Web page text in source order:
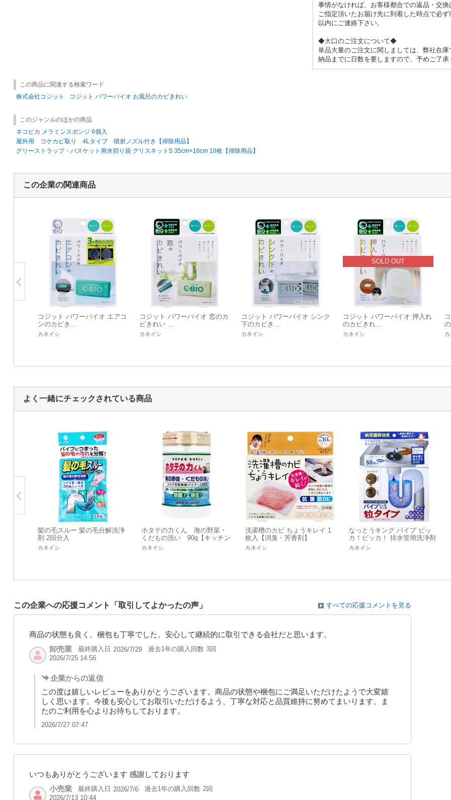
事情がなければ、お客様都合での返品・交
ご指定頂いたお届け先に到着した時点で必
以内にご連絡下さい。
◆大口のご注文について◆
単品大量のご注文に関しましては、弊社在
納品までに日数を要しますので、予めご了承
この商品に関連する検索ワード
株式会社コジット
コジット パワーバイオ お風呂のカビきれい
このジャンルのほかの商品
ネコピカ メラミンスポンジ 6個入
屋外用 コケカビ取り 4Lタイプ 噴射ノズル付き【掃除用品】
グリーストラップ・バスケット用水切り袋 グリスネットS 35cm×16cm 10枚【掃除用品】
この企業の関連商品
コジット パワーバイオ エアコ
ンのカビき...
カネイシ
コジット パワーバイオ 窓のカ
ビきれい ...
カネイシ
コジット パワーバイオ シンク
下のカビき...
カネイシ
SOLD OUT
コジット パワーバイオ 押入れ
のカビきれ...
カネイシ
よく一緒にチェックされている商品
髪の毛スルー 髪の毛分解洗浄
剤 2回分入
カネイシ
ホタテの力くん 海の野菜・
くだもの洗い 90g【キッチン
用洗剤】
カネイシ
洗濯槽のカビ ちょうキレイ 1
枚入【消臭・芳香剤】
カネイシ
なっとうキング パイプ ピッ
カ！ピッカ！ 排水管用洗浄剤
粒タイプ 50錠入
カネイシ
この企業への応援コメント「取引してよかったの声」 すべての応援コメントを見る
商品の状態も良く、梱包も丁寧でした。安心して継続的に取引できる会社だと思います。
卸売業
最終購入日 2026/7/29 過去1年の購入回数 3回
2026/7/25 14:56
企業からの返信
この度は嬉しいレビューをありがとうございます。商品の状態や梱包にご満足いただけたようで大変嬉
しく思います。今後も安心してお取引いただけるよう、丁寧な対応と品質維持に努めてまいります。ま
たのご利用を心よりお待ちしております。
2026/7/27 07:47
いつもありがとうございます 感謝しております
小売業
最終購入日 2026/7/6 過去1年の購入回数 2回
2026/7/13 10:44